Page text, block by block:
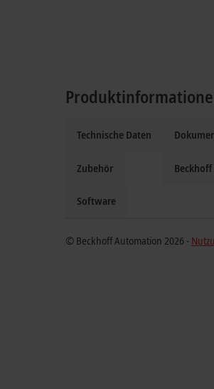
Technische Daten
Zubehör
Software
© Beckhoff Automation 2026 -